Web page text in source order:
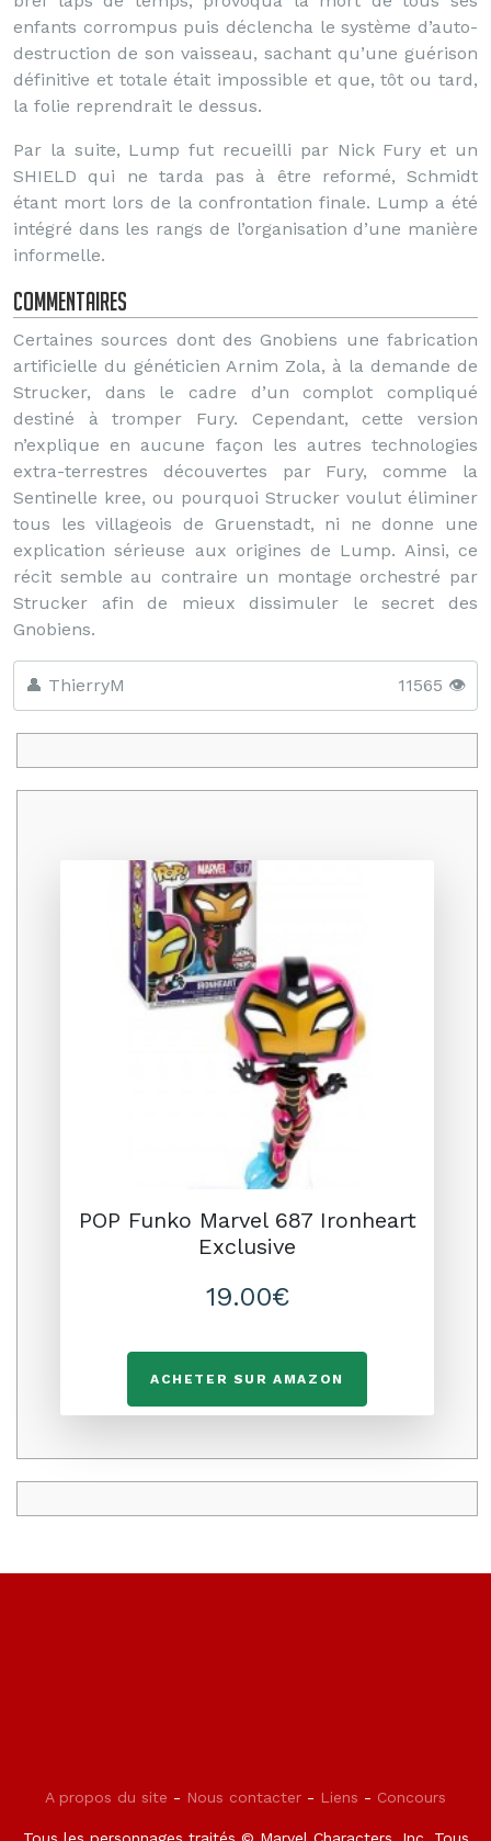
enfants corrompus puis déclencha le système d’auto-
destruction de son vaisseau, sachant qu’une guérison
définitive et totale était impossible et que, tôt ou tard,
la folie reprendrait le dessus.
Par la suite, Lump fut recueilli par Nick Fury et un
SHIELD qui ne tarda pas à être reformé, Schmidt
étant mort lors de la confrontation finale. Lump a été
intégré dans les rangs de l’organisation d’une manière
informelle.
Commentaires
Certaines sources dont des Gnobiens une fabrication
artificielle du généticien Arnim Zola, à la demande de
Strucker, dans le cadre d’un complot compliqué
destiné à tromper Fury. Cependant, cette version
n’explique en aucune façon les autres technologies
extra-terrestres découvertes par Fury, comme la
Sentinelle kree, ou pourquoi Strucker voulut éliminer
tous les villageois de Gruenstadt, ni ne donne une
explication sérieuse aux origines de Lump. Ainsi, ce
récit semble au contraire un montage orchestré par
Strucker afin de mieux dissimuler le secret des
Gnobiens.
👤 ThierryM 11565 👁️
POP Funko Marvel 687 Ironheart
Exclusive
19.00€
ACHETER SUR AMAZON
A propos du site - Nous contacter - Liens - Concours